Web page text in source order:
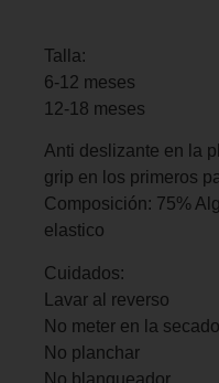
Talla:
6-12 meses
12-18 meses
Anti deslizante en la
grip en los primeros
Composición: 75%
elastico
Cuidados:
Lavar al reverso
No meter en la
No planchar
No blanqueador